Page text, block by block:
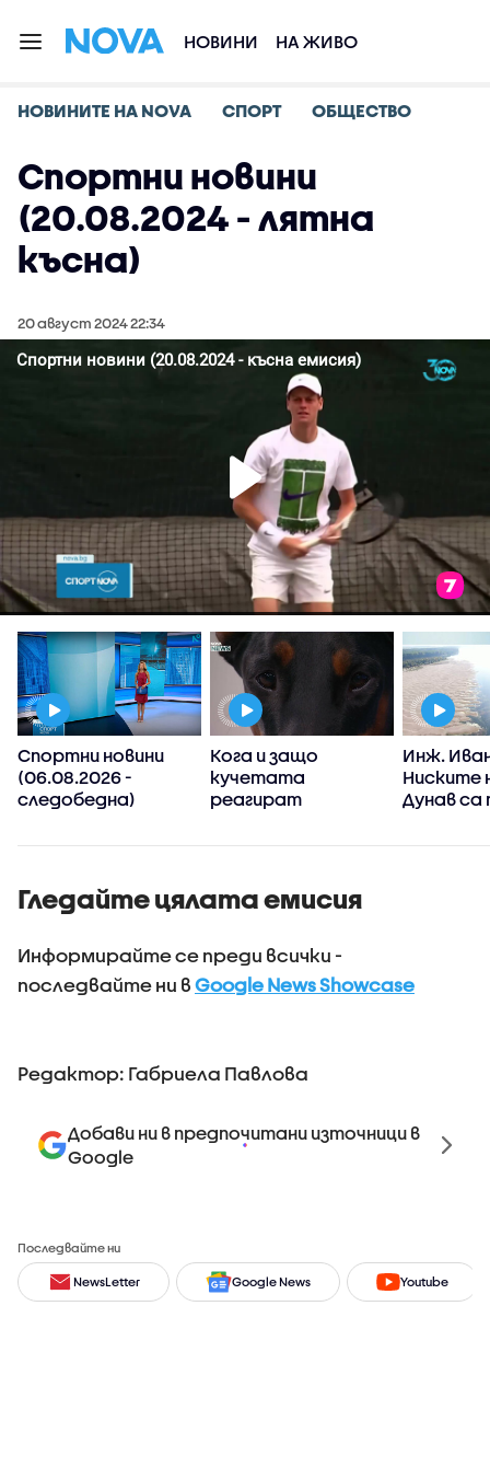
НОВИНИ НА ЖИВО
НОВИНИТЕ НА NOVA СПОРТ ОБЩЕСТВО
Спортни новини
(20.08.2024 - лятна
късна)
20 август 2024 22:34
Спортни новини
(06.08.2026 -
следобедна)
Кога и защо
кучетата
реагират
Инж.
Ниските
Дунав са
промени,
Гледайте цялата емисия
Информирайте се преди всички -
последвайте ни в Google News Showcase
Редактор: Габриела Павлова
Добави ни в предпочитани източници в
Google
Последвайте ни
NewsLetter Google News Youtube